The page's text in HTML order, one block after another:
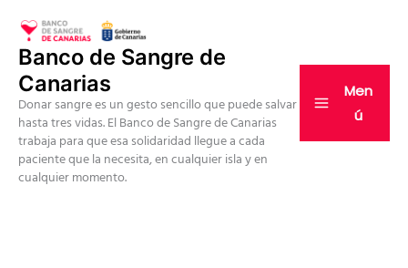
contenido
Banco de Sangre de
Canarias
Donar sangre es un gesto sencillo que puede salvar
hasta tres vidas. El Banco de Sangre de Canarias
trabaja para que esa solidaridad llegue a cada
paciente que la necesita, en cualquier isla y en
cualquier momento.
Men
ú